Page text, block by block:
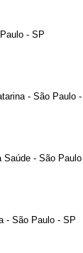
- SP
- São Paulo
Saúde - São
- São Paulo - SP